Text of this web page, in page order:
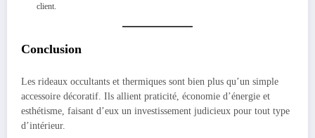
client.
Conclusion
Les rideaux occultants et thermiques sont bien plus qu’un simple
accessoire décoratif. Ils allient praticité, économie d’énergie et
esthétisme, faisant d’eux un investissement judicieux pour tout type
d’intérieur.